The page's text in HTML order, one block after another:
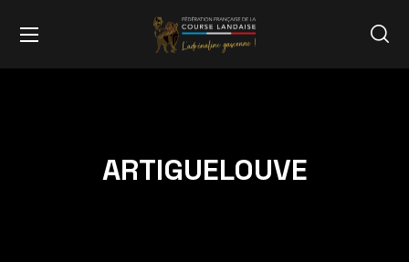
ARTIGUELOUVE